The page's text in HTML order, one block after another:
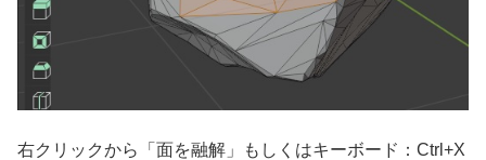
右クリックから「面を融解」もしくはキーボード：Ctrl+X